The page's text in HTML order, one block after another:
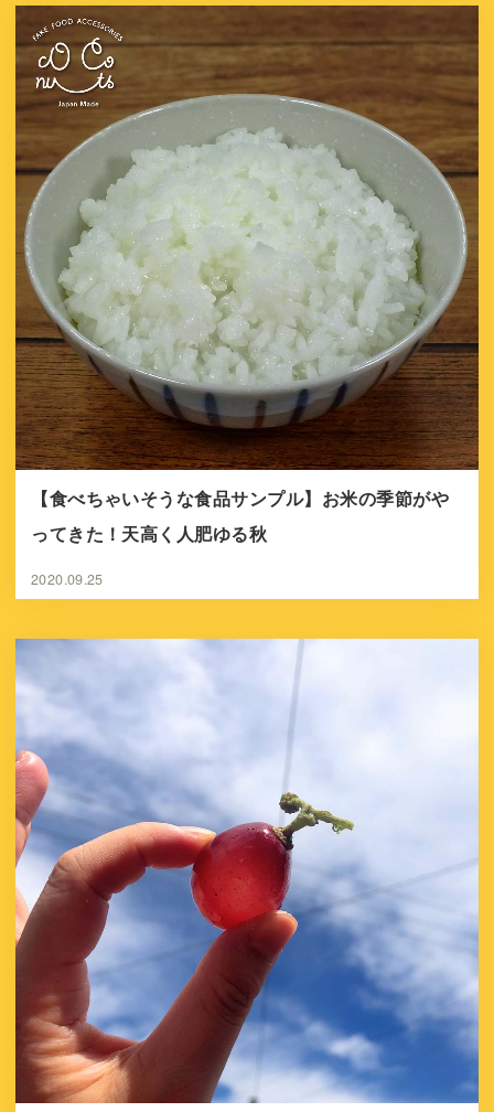
【食べちゃいそうな食品サンプル】お米の季節がや
ってきた！天高く人肥ゆる秋
2020.09.25